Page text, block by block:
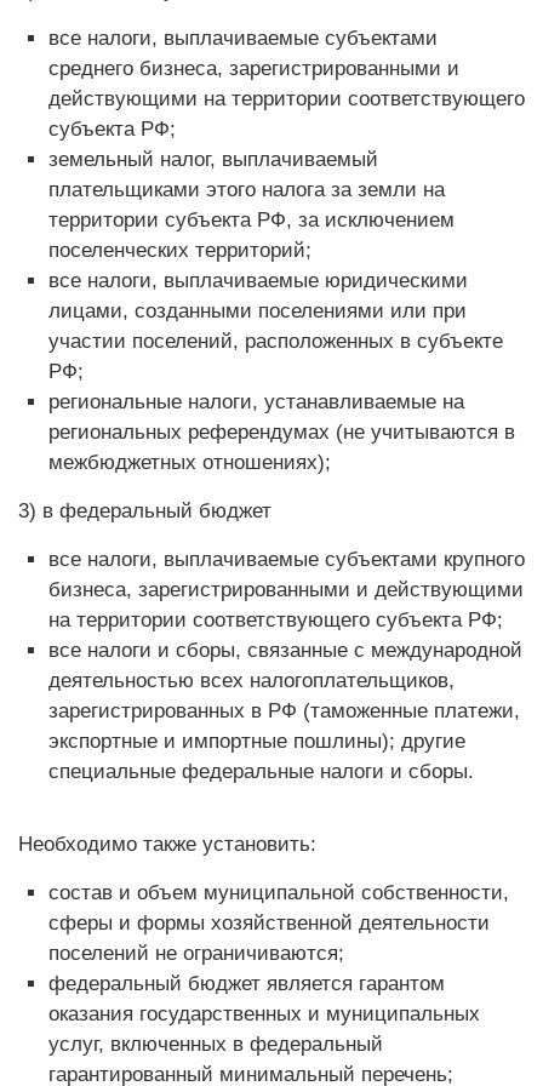
все налоги, выплачиваемые субъектами
среднего бизнеса, зарегистрированными и
действующими на территории соответствующего
субъекта РФ;
земельный налог, выплачиваемый
плательщиками этого налога за земли на
территории субъекта РФ, за исключением
поселенческих территорий;
все налоги, выплачиваемые юридическими
лицами, созданными поселениями или при
участии поселений, расположенных в субъекте
РФ;
региональные налоги, устанавливаемые на
региональных референдумах (не учитываются в
межбюджетных отношениях);
3) в федеральный бюджет
все налоги, выплачиваемые субъектами крупного
бизнеса, зарегистрированными и действующими
на территории соответствующего субъекта РФ;
все налоги и сборы, связанные с международной
деятельностью всех налогоплательщиков,
зарегистрированных в РФ (таможенные платежи,
экспортные и импортные пошлины); другие
специальные федеральные налоги и сборы.
Необходимо также установить:
состав и объем муниципальной собственности,
сферы и формы хозяйственной деятельности
поселений не ограничиваются;
федеральный бюджет является гарантом
оказания государственных и муниципальных
услуг, включенных в федеральный
гарантированный минимальный перечень;